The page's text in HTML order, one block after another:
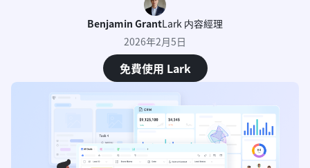
Benjamin GrantLark 内容經理
2026年2月5日
免費使用 Lark